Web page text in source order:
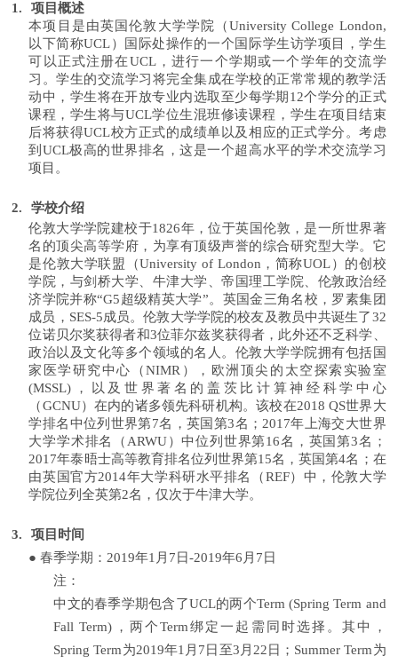
1.
项目概述
本项目是由英国伦敦大学学院（University College London,
以下简称UCL）国际处操作的一个国际学生访学项目，学生
可以正式注册在UCL，进行一个学期或一个学年的交流学
习。学生的交流学习将完全集成在学校的正常常规的教学活
动中，学生将在开放专业内选取至少每学期 12个学分的正式
课程，学生将与UCL学位生混班修读课程，学生在项目结束
后将获得UCL校方正式的成绩单以及相应的正式学分。考虑
到 UCL极高的世界排名，这是一个超高水平的学术交流学习
项目。
2.
学校介绍
伦敦大学学院建校于1826年，位于英国伦敦，是一所世界著
名的顶尖高等学府，为享有顶级声誉的综合研究型大学。它
是伦敦大学联盟（University of London ，简称UOL）的创校
学院，与剑桥大学、牛津大学、帝国理工学院、伦敦政治经
济学院并称“G5超级精英大学”。英国金三角名校，罗素集团
成员， SES-5成员。伦敦大学学院的校友及教员中共诞生了32
位诺贝尔奖获得者和3位菲尔兹奖获得者，此外还不乏科学、
政治以及文化等多个领域的名人。伦敦大学学院拥有包括国
家医学研究中心（NIMR ），欧洲顶尖的太空探索实验室
(MSSL) ，以及世界著名的盖茨比计算神经科学中心
（GCNU）在内的诸多领先科研机构。该校在2018 QS世界大
学排名中位列世界第7名，英国第3名； 2017年上海交大世界
大学学术排名（ ARWU）中位列世界第16名，英国第3名；
2017年泰晤士高等教育排名位列世界第15名，英国第4名；在
由英国官方2014年大学科研水平排名（REF）中，伦敦大学
学院位列全英第2名，仅次于牛津大学。
3.
项目时间
● 春季学期： 2019年1 月 7 日-2019年6 月 7 日
注：
中文的春季学期包含了UCL的两个Term (Spring Term and
Fall Term) ，两个Term绑定一起需同时选择。其中，
Spring Term为2019年1 月 7 日至3 月 22 日； Summer Term为